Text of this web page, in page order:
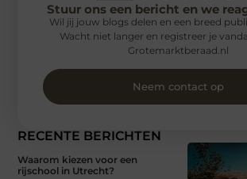
RECENTE BERICHTEN
Waarom kiezen voor een
rijschool in Utrecht?
Stuur ons een bericht en we
Wil jij jouw blogs delen en een breed
Wacht niet langer en registreer je
Grotemarktberaad.nl
Neem contact op